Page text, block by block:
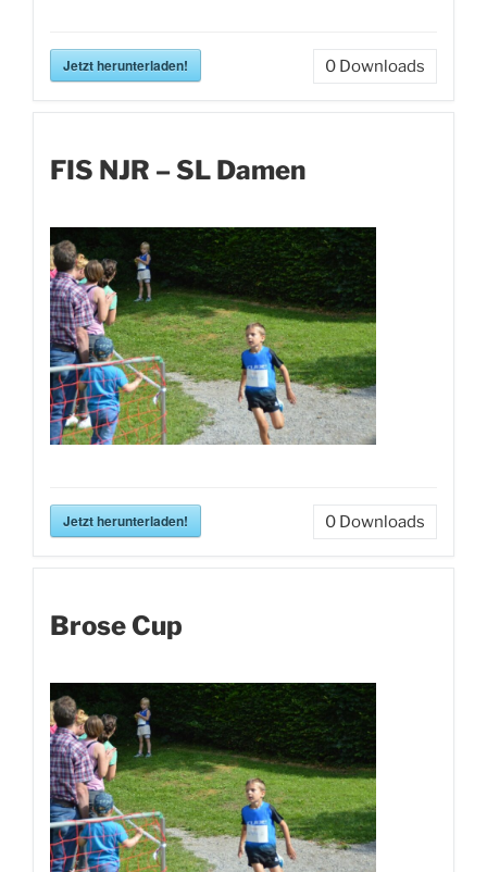
Jetzt herunterladen! 0 Downloads
FIS NJR – SL Damen
Jetzt herunterladen! 0 Downloads
Brose Cup